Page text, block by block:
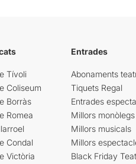
Tívoli
Coliseum
Borràs
Romea
Condal
Victòria
Entrades
Abonaments
Tiquets Regal
Entrades
Millors monòlegs
Millors musicals
Millors
Black Friday